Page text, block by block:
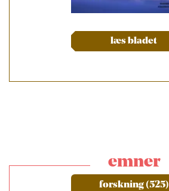
læs bladet
emner
forskning (525)